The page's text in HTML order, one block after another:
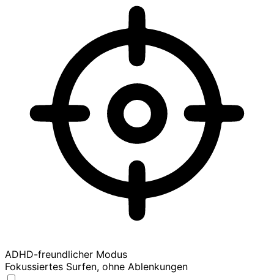
ADHD-freundlicher Modus
Fokussiertes Surfen, ohne Ablenkungen